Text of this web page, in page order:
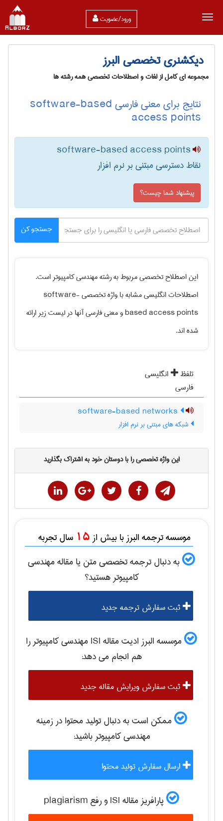
ورود/عضویت
دیکشنری تخصصی البرز
مجموعه ای کامل از لغات و اصطلاحات تخصصی همه رشته ها
نتایج برای معنی فارسی software-based
access points
software-based access points
نقاط دسترسی مبتنی بر نرم افزار
پیشنهاد شما چیست؟
جستجو کن
این اصطلاح تخصصی مربوط به رشتهمهندسی كامپيوتراست.
اصطلاحات انگلیسی مشابه با واژه تخصصیsoftware-
based access pointsو معنی فارسی آنها در لیست زیر ارائه
شده اند.
تلفظ
انگلیسی
فارسی
شبکه های مبتنی بر نرم افزار
این واژه تخصصی را با دوستان خود به اشتراک بگذارید
موسسه ترجمه البرز با بیش از 15 سال تجربه
به دنبال ترجمه تخصصی متن یا مقالهمهندسی
كامپيوترهستید؟
ثبت سفارش ترجمه جدید
موسسه البرز ادیت مقاله ISI مهندسی كامپيوتررا
هم انجام می دهد:
ثبت سفارش ویرایش مقاله جدید
ممکن است به دنبال تولید محتوا در زمینه
مهندسی كامپيوترباشید:
ارسال سفارش تولید محتوا
پارافریز مقاله ISI و رفع plagiarism